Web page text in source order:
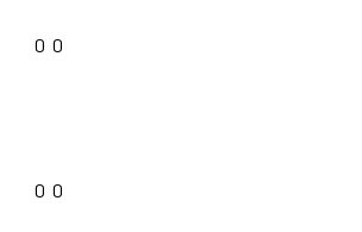
0 0
0 0